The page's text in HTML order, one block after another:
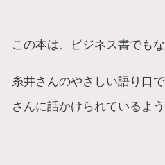
この本は、ビジネス書でも
糸井さんのやさしい語り口
さんに話かけられているよ